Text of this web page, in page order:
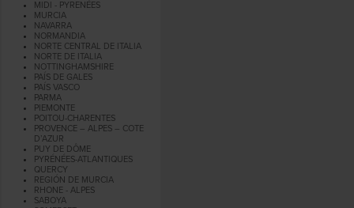
MIDI - PYRENÉES
MURCIA
NAVARRA
NORMANDIA
NORTE CENTRAL DE ITALIA
NORTE DE ITALIA
NOTTINGHAMSHIRE
PAÍS DE GALES
PAÍS VASCO
PARMA
PIEMONTE
POITOU-CHARENTES
PROVENCE – ALPES – COTE
D’AZUR
PUY DE DÔME
PYRÉNÉES-ATLANTIQUES
QUERCY
REGIÓN DE MURCIA
RHONE - ALPES
SABOYA